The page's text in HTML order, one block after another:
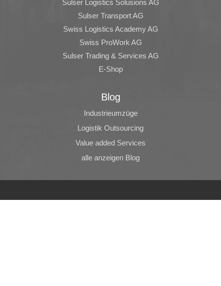
Sulser Logistics Solusions AG
Sulser Transport AG
Swiss Logistics Academy AG
Swiss ProWork AG
Sulser Trading & Services AG
E-Shop
Blog
Industrieumzüge
Logistik Outsourcing
Value added Services
alle anzeigen Blog